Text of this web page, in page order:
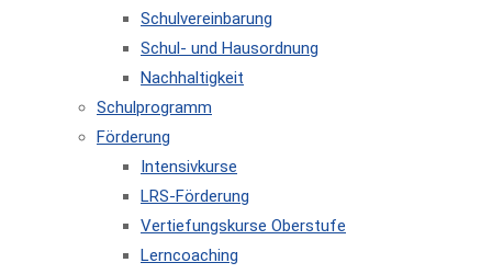
Schulvereinbarung
Schul- und Hausordnung
Nachhaltigkeit
Schulprogramm
Förderung
Intensivkurse
LRS-Förderung
Vertiefungskurse Oberstufe
Lerncoaching